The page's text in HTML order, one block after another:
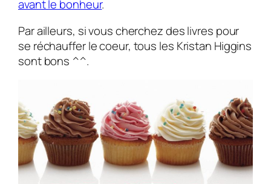
avant le bonheur.
Par ailleurs, si vous cherchez des livres pour
se réchauffer le coeur, tous les Kristan Higgins
sont bons ^^.